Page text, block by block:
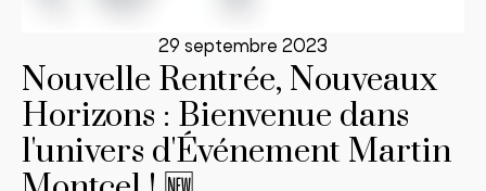
29 septembre 2023
Nouvelle Rentrée, Nouveaux
Horizons : Bienvenue dans
l'univers d'Événement Martin